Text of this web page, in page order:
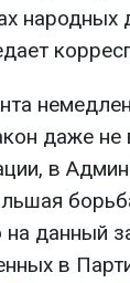
народных
даже не
в
данный
в